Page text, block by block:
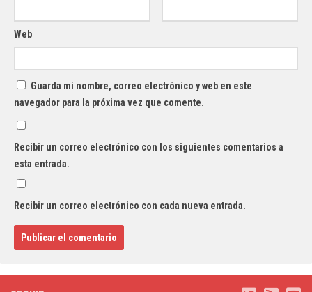
Web
Guarda mi nombre, correo electrónico y web en este
navegador para la próxima vez que comente.
Recibir un correo electrónico con los siguientes comentarios a
esta entrada.
Recibir un correo electrónico con cada nueva entrada.